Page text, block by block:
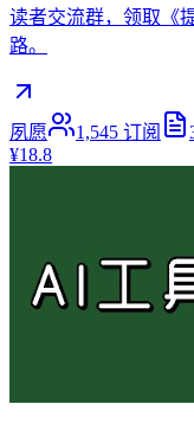
读者交流群，领取《
路。
夙愿 1,545 订阅
¥18.8